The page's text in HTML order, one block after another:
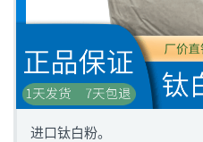
进口钛白粉。